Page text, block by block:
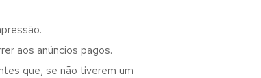
aos anúncios pagos.
que, se não tiverem um